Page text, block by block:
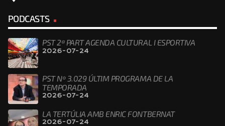
PODCASTS
PST 2ª PART AGENDA CULTURAL I ESPORTIVA
2026-07-24
PST Nº 3.029 ÚLTIM PROGRAMA DE LA
TEMPORADA
2026-07-24
LA TERTÚLIA AMB ENRIC FONTBERNAT
2026-07-24